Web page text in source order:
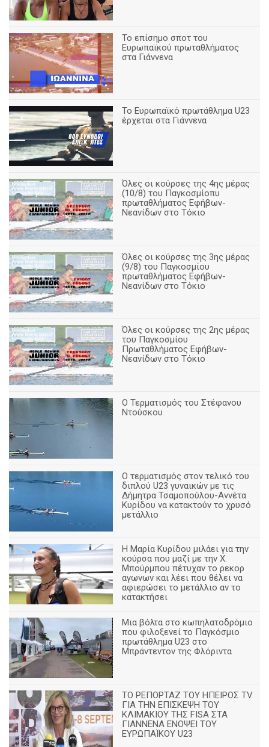
Το επίσημο σποτ του
Ευρωπαϊκού πρωταθλήματος
στα Γιάννενα
To Ευρωπαϊκό πρωτάθλημα U23
έρχεται στα Γιάννενα
Όλες οι κούρσες της 4ης μέρας
(10/8) του Παγκοσμίοπυ
πρωταθλήματος Εφήβων-
Νεανίδων στο Τόκιο
Όλες οι κούρσες της 3ης μέρας
(9/8) του Παγκοσμίου
πρωταθλήματος Εφήβων-
Νεανίδων στο Τόκιο
Όλες οι κούρσες της 2ης μέρας
του Παγκοσμίου
Πρωταθλήματος Εφήβων-
Νεανίδων στο Τόκιο
Ο Τερματισμός του Στέφανου
Ντούσκου
Ο τερματισμός στον τελικό του
διπλού U23 γυναικών με τις
Δήμητρα Τσαμοπούλου-Αννέτα
Κυρίδου να κατακτούν το χρυσό
μετάλλιο
Η Μαρία Κυρίδου μιλάει για την
κούρσα που μαζί με την Χ.
Μπούρμπου πέτυχαν το ρεκορ
αγωνων και λέει που θέλει να
αφιερώσει το μετάλλιο αν το
κατακτήσει
Μια βόλτα στο κωπηλατοδρόμιο
που φιλοξενεί το Παγκόσμιο
πρωτάθλημα U23 στο
Μπράντεντον της Φλόριντα
ΤΟ ΡΕΠΟΡΤΑΖ ΤΟΥ ΗΠΕΙΡΟΣ TV
ΓΙΑ ΤΗΝ ΕΠΙΣΚΕΨΗ ΤΟΥ
ΚΛΙΜΑΚΙΟΥ ΤΗΣ FISA ΣΤΑ
ΓΙΑΝΝΕΝΑ ΕΝΟΨΕΙ ΤΟΥ
ΕΥΡΩΠΑΪΚΟΥ U23